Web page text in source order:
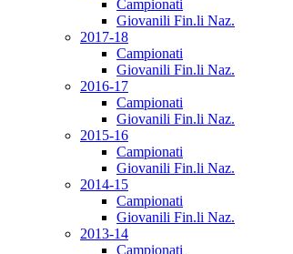
Campionati
Giovanili Fin.li Naz.
2017-18
Campionati
Giovanili Fin.li Naz.
2016-17
Campionati
Giovanili Fin.li Naz.
2015-16
Campionati
Giovanili Fin.li Naz.
2014-15
Campionati
Giovanili Fin.li Naz.
2013-14
Campionati